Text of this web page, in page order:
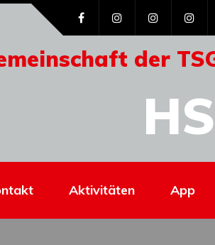
der
Aktivitäten App